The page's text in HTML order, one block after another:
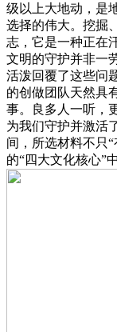
级以上大地动，是
选择的伟大。挖掘
志，它是一种正在
文明的守护并非一
活泼回覆了这些问
的创做团队天然具
事。良多人一听，
为我们守护并激活
间，所选材料不只
的“四大文化核心”